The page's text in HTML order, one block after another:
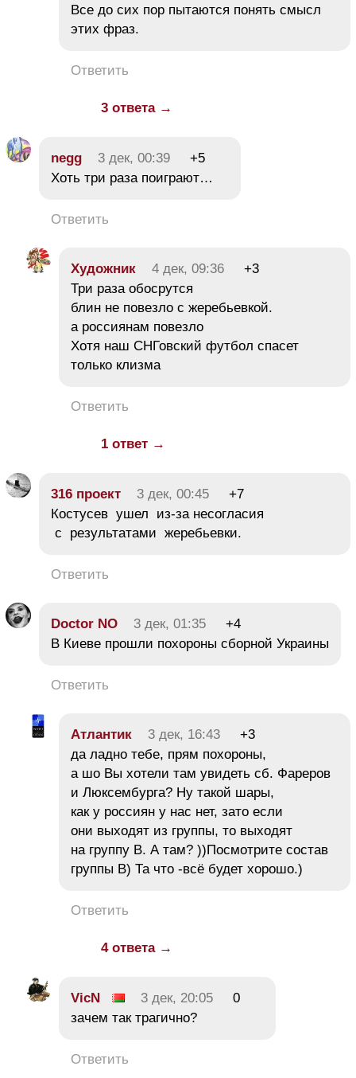
Все до сих пор пытаются понять смысл
этих фраз.
Ответить
3 ответа →
negg 3 дек, 00:39
+5
Хоть три раза поиграют…
Ответить
Художник 4 дек, 09:36
+3
Три раза обосрутся
блин не повезло с жеребьевкой.
а россиянам повезло
Хотя наш СНГовский футбол спасет
только клизма
Ответить
1 ответ →
316 проект 3 дек, 00:45
+7
Костусев ушел из-за несогласия
с результатами жеребьевки.
Ответить
Doctor NO 3 дек, 01:35
+4
В Киеве прошли похороны сборной Украины
Ответить
Атлантик 3 дек, 16:43
+3
да ладно тебе, прям похороны,
а шо Вы хотели там увидеть сб. Фареров
и Люксембурга? Ну такой шары,
как у россиян у нас нет, зато если
они выходят из группы, то выходят
на группу В. А там? ))Посмотрите состав
группы В) Та что -всё будет хорошо.)
Ответить
4 ответа →
VicN 3 дек, 20:05
0
зачем так трагично?
Ответить